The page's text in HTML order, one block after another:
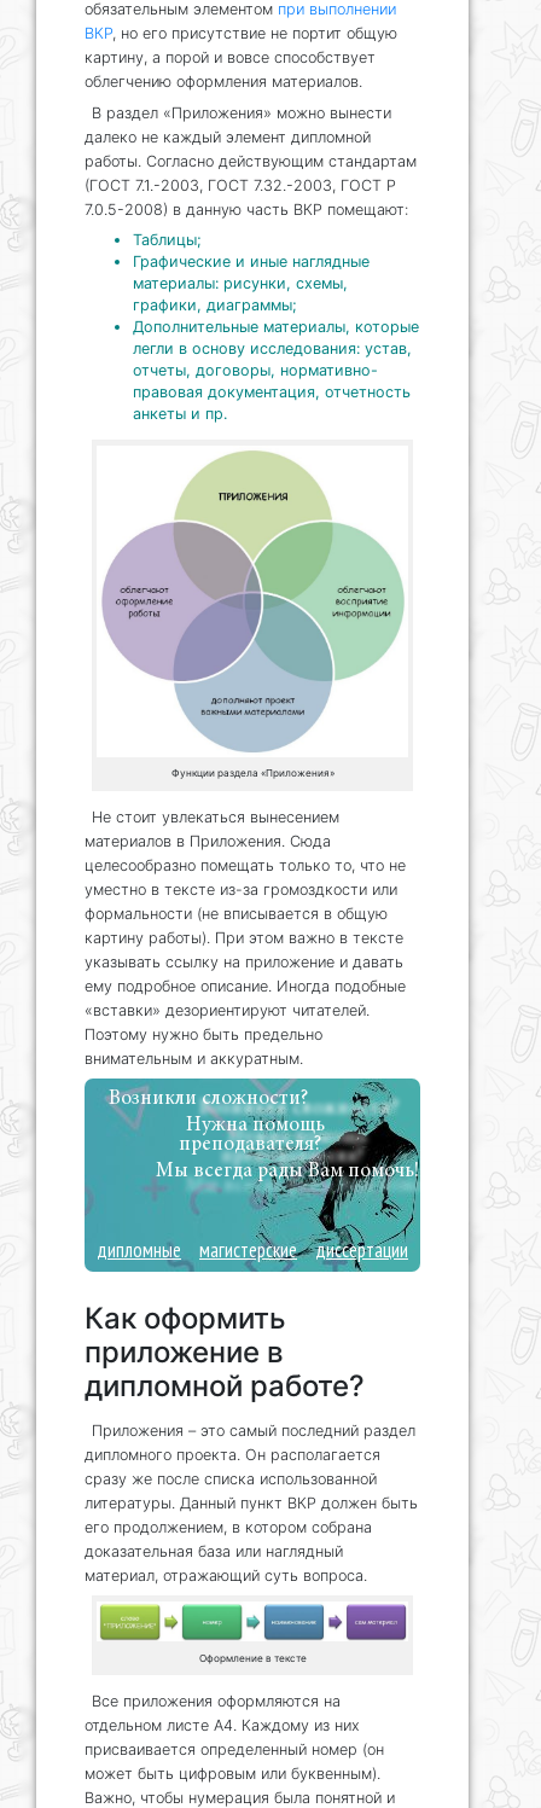
обязательным элементом при выполнении
ВКР, но его присутствие не портит общую
картину, а порой и вовсе способствует
облегчению оформления материалов.
В раздел «Приложения» можно вынести
далеко не каждый элемент дипломной
работы. Согласно действующим стандартам
(ГОСТ 7.1.-2003, ГОСТ 7.32.-2003, ГОСТ Р
7.0.5-2008) в данную часть ВКР помещают:
Таблицы;
Графические и иные наглядные
материалы: рисунки, схемы,
графики, диаграммы;
Дополнительные материалы, которые
легли в основу исследования: устав,
отчеты, договоры, нормативно-
правовая документация, отчетность
анкеты и пр.
Функции раздела «Приложения»
Не стоит увлекаться вынесением
материалов в Приложения. Сюда
целесообразно помещать только то, что не
уместно в тексте из-за громоздкости или
формальности (не вписывается в общую
картину работы). При этом важно в тексте
указывать ссылку на приложение и давать
ему подробное описание. Иногда подобные
«вставки» дезориентируют читателей.
Поэтому нужно быть предельно
внимательным и аккуратным.
Возникли сложности?
Нужна помощь
преподавателя?
Мы всегда рады Вам помочь!
дипломные магистерские диссертации
Как оформить
приложение в
дипломной работе?
Приложения – это самый последний раздел
дипломного проекта. Он располагается
сразу же после списка использованной
литературы. Данный пункт ВКР должен быть
его продолжением, в котором собрана
доказательная база или наглядный
материал, отражающий суть вопроса.
Оформление в тексте
Все приложения оформляются на
отдельном листе А4. Каждому из них
присваивается определенный номер (он
может быть цифровым или буквенным).
Важно, чтобы нумерация была понятной и